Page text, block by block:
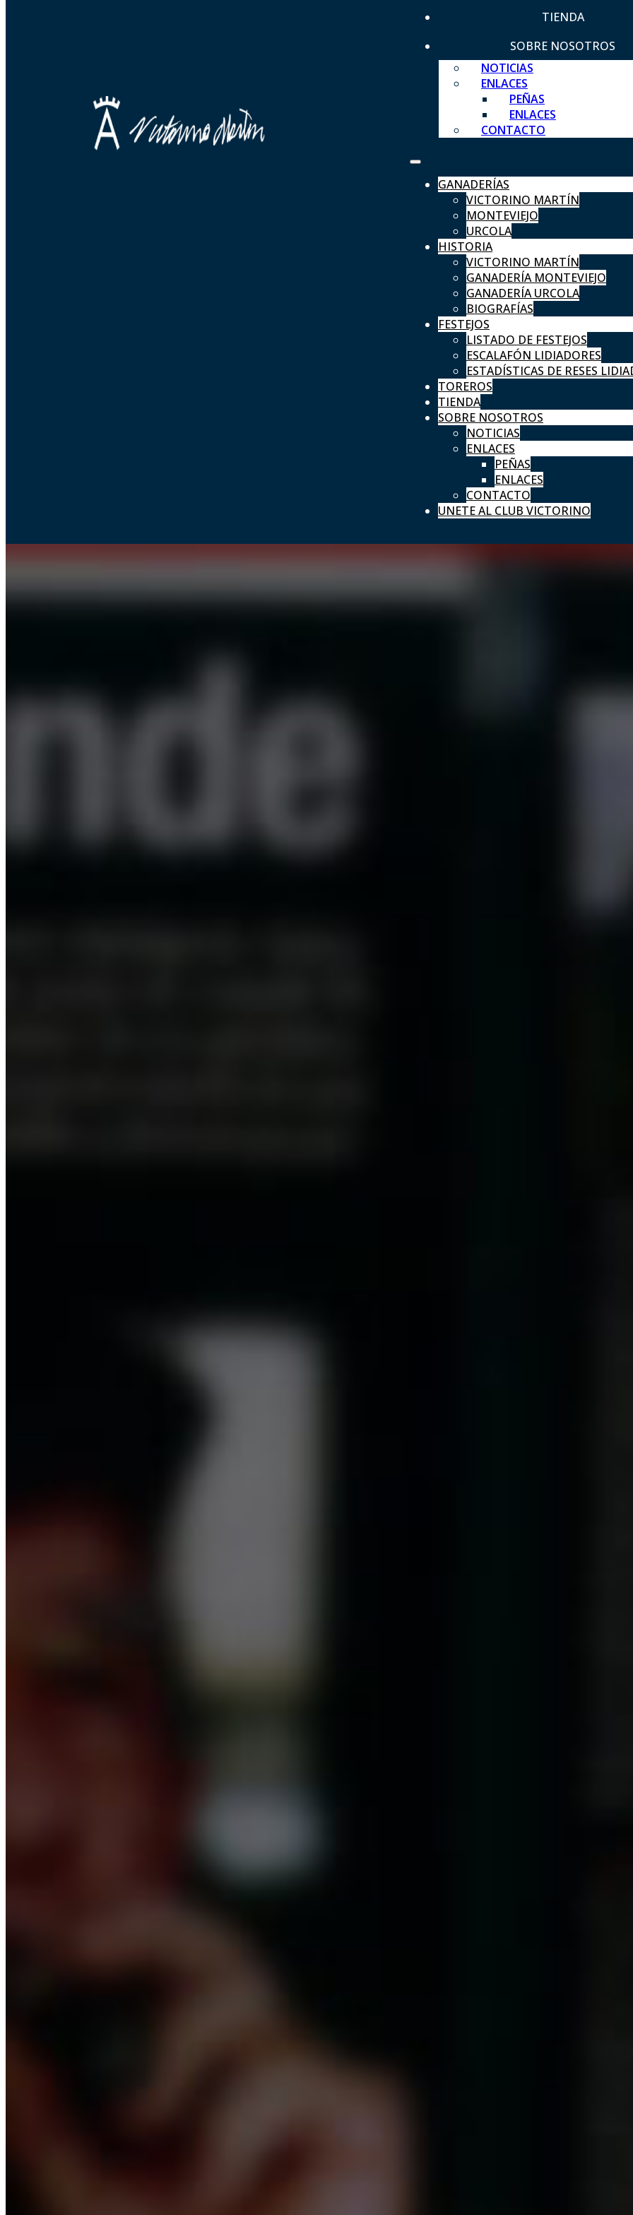
TIENDA
SOBRE NOSOTROS
NOTICIAS
ENLACES
PEÑAS
ENLACES
CONTACTO
GANADERÍAS
VICTORINO MARTÍN
MONTEVIEJO
URCOLA
HISTORIA
VICTORINO MARTÍN
GANADERÍA MONTEVIEJO
GANADERÍA URCOLA
BIOGRAFÍAS
FESTEJOS
LISTADO DE FESTEJOS
ESCALAFÓN LIDIADORES
ESTADÍSTICAS DE RESES
TOREROS
TIENDA
SOBRE NOSOTROS
NOTICIAS
ENLACES
PEÑAS
ENLACES
CONTACTO
UNETE AL CLUB VICTORINO